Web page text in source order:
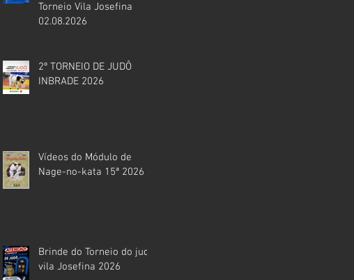
Torneio Vila Josefina
02.08.2026
2º TORNEIO DE JUDÔ
INBRADE 2026
Vídeos do Módulo de
Nage-no-kata 15ª 2026
Brinde do Torneio do judô
vila Josefina 2026